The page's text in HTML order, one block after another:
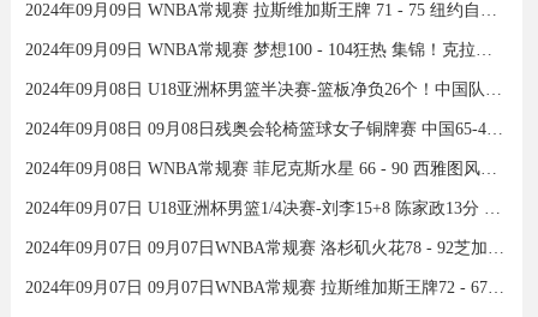
2024年09月09日 WNBA常规赛 拉斯维加斯王牌 71 - 75 纽约自由人 全场集锦
2024年09月09日 WNBA常规赛 梦想100 - 104狂热 集锦！克拉克26分12助
2024年09月08日 U18亚洲杯男篮半决赛-篮板净负26个！中国队不敌新西兰
2024年09月08日 09月08日残奥会轮椅篮球女子铜牌赛 中国65-43加拿大 全场集锦
2024年09月08日 WNBA常规赛 菲尼克斯水星 66 - 90 西雅图风暴 全场集锦
2024年09月07日 U18亚洲杯男篮1/4决赛-刘李15+8 陈家政13分 中国46分大胜印度
2024年09月07日 09月07日WNBA常规赛 洛杉矶火花78 - 92芝加哥天空 全场集锦
2024年09月07日 09月07日WNBA常规赛 拉斯维加斯王牌72 - 67康涅狄格太阳 集锦